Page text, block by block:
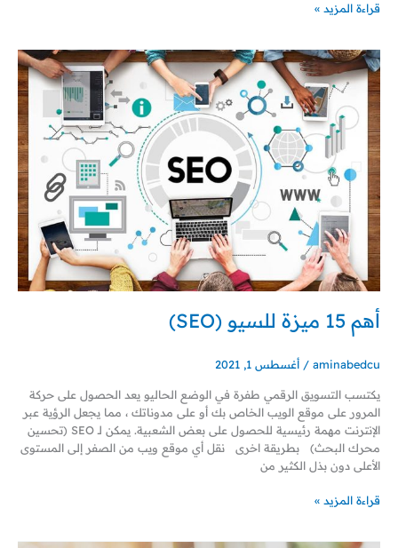
قراءة المزيد »
أهم 15 ميزة للسيو (SEO)
aminabedcu
/ أغسطس 1, 2021
يكتسب التسويق الرقمي طفرة في الوضع الحاليو يعد الحصول على حركة
المرور على موقع الويب الخاص بك أو على مدوناتك ، مما يجعل الرؤية عبر
الإنترنت مهمة رئيسية للحصول على بعض الشعبية. يمكن لـ SEO (تحسين
محرك البحث) بطريقة اخرى نقل أي موقع ويب من الصفر إلى المستوى
الأعلى دون بذل الكثير من
أهم
15
ميزة
للسيو
(SEO)
قراءة المزيد »